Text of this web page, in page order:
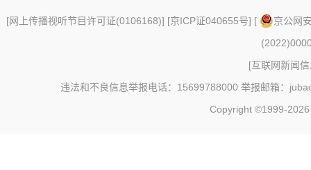
[网上传播视听节目许可证(0106168)] [京ICP证040655号] [
京公网
[互联网新闻
违法和不良信息举报电话：15699788000 举报邮箱：
Copyright ©1999-